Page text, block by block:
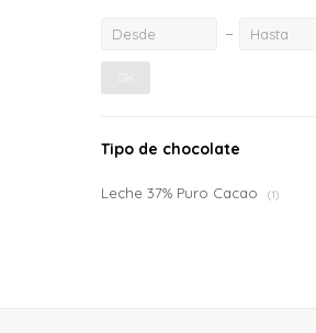
Tipo de chocolate
Leche 37% Puro Cacao (1)